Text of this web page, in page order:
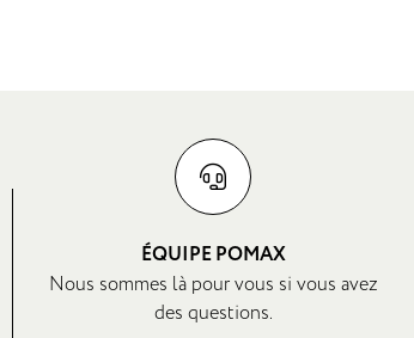
ÉQUIPE POMAX
Nous sommes là pour vous si vous avez
des questions.